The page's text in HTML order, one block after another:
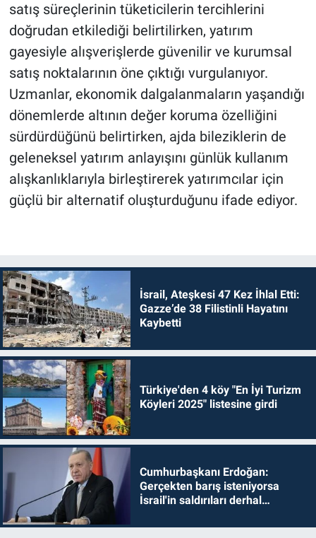
satış süreçlerinin tüketicilerin tercihlerini
doğrudan etkilediği belirtilirken, yatırım
gayesiyle alışverişlerde güvenilir ve kurumsal
satış noktalarının öne çıktığı vurgulanıyor.
Uzmanlar, ekonomik dalgalanmaların yaşandığı
dönemlerde altının değer koruma özelliğini
sürdürdüğünü belirtirken, ajda bileziklerin de
geleneksel yatırım anlayışını günlük kullanım
alışkanlıklarıyla birleştirerek yatırımcılar için
güçlü bir alternatif oluşturduğunu ifade ediyor.
İsrail, Ateşkesi 47 Kez İhlal Etti:
Gazze’de 38 Filistinli Hayatını
Kaybetti
Türkiye'den 4 köy "En İyi Turizm
Köyleri 2025" listesine girdi
Cumhurbaşkanı Erdoğan:
Gerçekten barış isteniyorsa
İsrail'in saldırıları derhal